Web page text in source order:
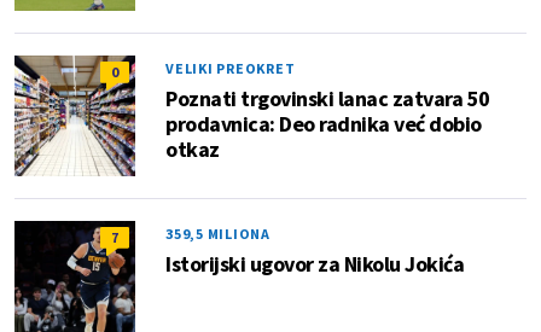
0 VELIKI PREOKRET
Poznati trgovinski lanac zatvara 50
prodavnica: Deo radnika već dobio
otkaz
7 359,5 MILIONA
Istorijski ugovor za Nikolu Jokića